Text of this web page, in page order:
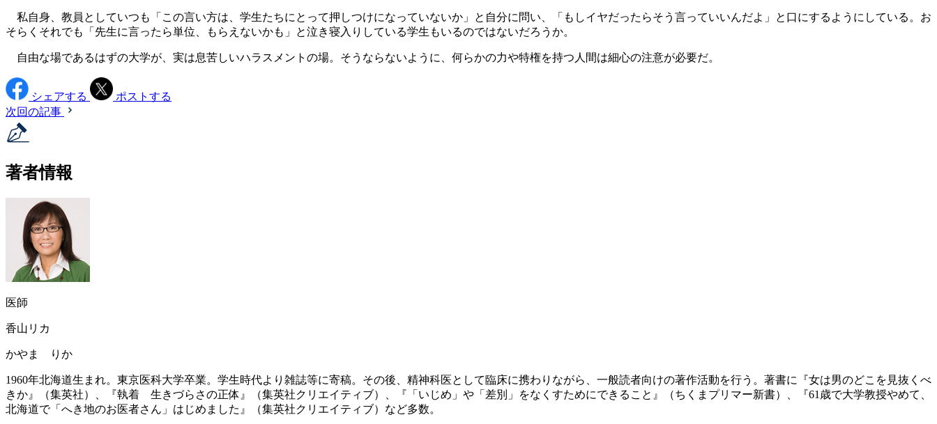
私自身、教員としていつも「この言い方は、学生たちにとって押しつけになっていないか」と自分に問い、「もしイヤだったらそう言っていいんだよ」と口にするようにしている。お
そらくそれでも「先生に言ったら単位、もらえないかも」と泣き寝入りしている学生もいるのではないだろうか。
自由な場であるはずの大学が、実は息苦しいハラスメントの場。そうならないように、何らかの力や特権を持つ人間は細心の注意が必要だ。
シェアする
ポストする
次回の記事
著者情報
医師
香山リカ
かやま りか
1960年北海道生まれ。東京医科大学卒業。学生時代より雑誌等に寄稿。その後、精神科医として臨床に携わりながら、一般読者向けの著作活動を行う。著書に『女は男のどこを見抜くべ
きか』（集英社）、『執着 生きづらさの正体』（集英社クリエイティブ）、『「いじめ」や「差別」をなくすためにできること』（ちくまプリマー新書）、『61歳で大学教授やめて、
北海道で「へき地のお医者さん」はじめました』（集英社クリエイティブ）など多数。